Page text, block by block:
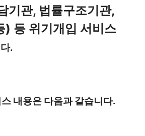
기관, 법률구조기관,
) 등 위기개입 서비스
.
스 내용은 다음과 같습니다.